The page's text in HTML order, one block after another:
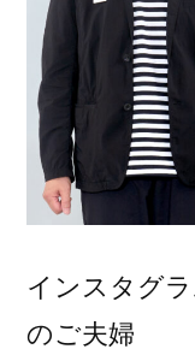
インスタグ
のご夫婦